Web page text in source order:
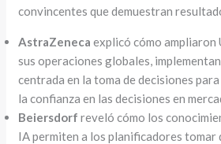
convincentes que demuestran
AstraZeneca explicó cómo ampliaron
sus operaciones globales,
centrada en la toma de decisiones
la confianza en las decisiones en
Beiersdorf reveló cómo los
IA permiten a los planificadores tomar